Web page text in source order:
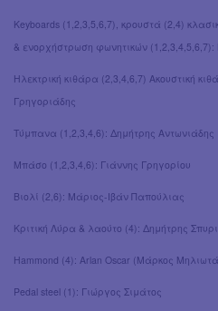
Keyboards (1,2,3,5,6,7), κρουστά (2,4)
& ενορχήστρωση φωνητικών (1,2,3,4,5,6,7):
Ηλεκτρική κιθάρα (2,3,4,6,7) Ακουστική
Γρηγοριάδης
Τύμπανα (1,2,3,4,6): Δημήτρης Αντωνιάδης
Μπάσο (1,2,3,4,6): Γιάννης Γρηγορίου
Βιολί (2,6): Μάριος-Ιβάν Παπούλιας
Κριτική Λύρα & λαούτο (4): Δημήτρης
Hammond (4): Arlan Oscar (Μάρκος
Pedal steel (1): Γιώργος Σιμάτος